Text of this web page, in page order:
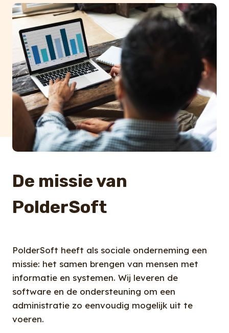
De missie van
PolderSoft
PolderSoft heeft als sociale onderneming een
missie: het samen brengen van mensen met
informatie en systemen. Wij leveren de
software en de ondersteuning om een
administratie zo eenvoudig mogelijk uit te
voeren.